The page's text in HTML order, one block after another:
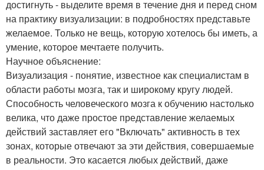
достигнуть - выделите время в течение дня и перед сном
на практику визуализации: в подробностях представьте
желаемое. Только не вещь, которую хотелось бы иметь, а
умение, которое мечтаете получить.
Научное объяснение:
Визуализация - понятие, известное как специалистам в
области работы мозга, так и широкому кругу людей.
Способность человеческого мозга к обучению настолько
велика, что даже простое представление желаемых
действий заставляет его "Включать" активность в тех
зонах, которые отвечают за эти действия, совершаемые
в реальности. Это касается любых действий, даже